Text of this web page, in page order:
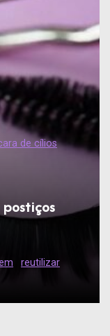
de cílios
reutilizar